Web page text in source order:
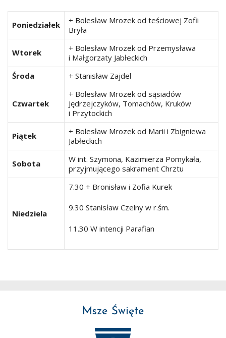
Poniedziałek
+ Bolesław Mrozek od teściowej Zofii
Bryła
Wtorek
+ Bolesław Mrozek od Przemysława
i Małgorzaty Jabłeckich
Środa
+ Stanisław Zajdel
Czwartek
+ Bolesław Mrozek od sąsiadów
Jędrzejczyków, Tomachów, Kruków
i Przytockich
Piątek
+ Bolesław Mrozek od Marii i Zbigniewa
Jabłeckich
Sobota
W int. Szymona, Kazimierza Pomykała,
przyjmującego sakrament Chrztu
Niedziela
7.30 + Bronisław i Zofia Kurek
9.30 Stanisław Czelny w r.śm.
11.30 W intencji Parafian
Msze Święte